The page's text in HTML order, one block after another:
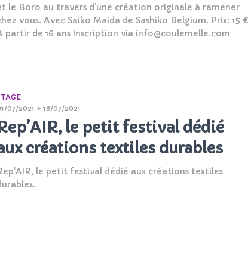
le Boro au travers d’une création originale à ramener
vous. Avec Saiko Maida de Sashiko Belgium. Prix: 15 €
partir de 16 ans Inscription via info@coulemelle.com
07/2021 > 18/07/2021
le petit festival dédié
créations textiles durables
le petit festival dédié aux créations textiles